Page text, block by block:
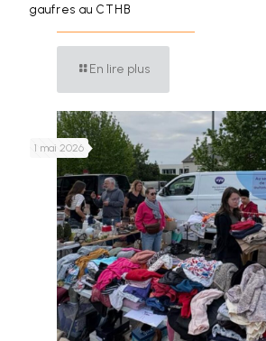
gaufres au CTHB
En lire plus
1 mai 2026